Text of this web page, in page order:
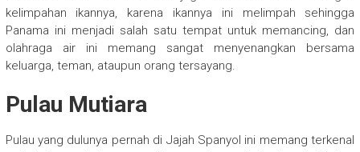
kelimpahan ikannya, karena ikannya ini melimpah sehingga
Panama ini menjadi salah satu tempat untuk memancing, dan
olahraga air ini memang sangat menyenangkan bersama
keluarga, teman, ataupun orang tersayang.
Pulau Mutiara
Pulau yang dulunya pernah di Jajah Spanyol ini memang terkenal